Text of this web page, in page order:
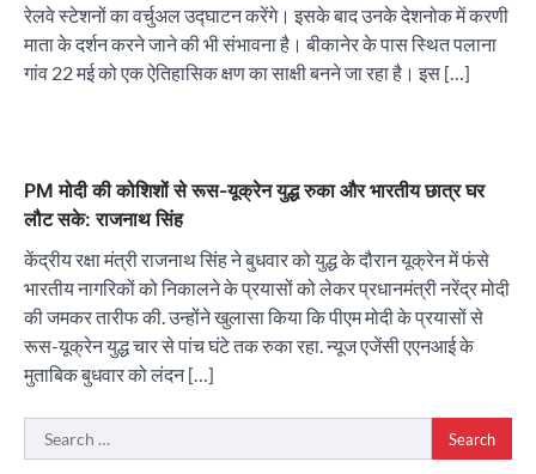
रेलवे स्टेशनों का वर्चुअल उद्घाटन करेंगे। इसके बाद उनके देशनोक में करणी
माता के दर्शन करने जाने की भी संभावना है। बीकानेर के पास स्थित पलाना
गांव 22 मई को एक ऐतिहासिक क्षण का साक्षी बनने जा रहा है। इस […]
PM मोदी की कोशिशों से रूस-यूक्रेन युद्ध रुका और भारतीय छात्र घर
लौट सके: राजनाथ सिंह
केंद्रीय रक्षा मंत्री राजनाथ सिंह ने बुधवार को युद्ध के दौरान यूक्रेन में फंसे
भारतीय नागरिकों को निकालने के प्रयासों को लेकर प्रधानमंत्री नरेंद्र मोदी
की जमकर तारीफ की. उन्होंने खुलासा किया कि पीएम मोदी के प्रयासों से
रूस-यूक्रेन युद्ध चार से पांच घंटे तक रुका रहा. न्यूज एजेंसी एएनआई के
मुताबिक बुधवार को लंदन […]
Search
for: